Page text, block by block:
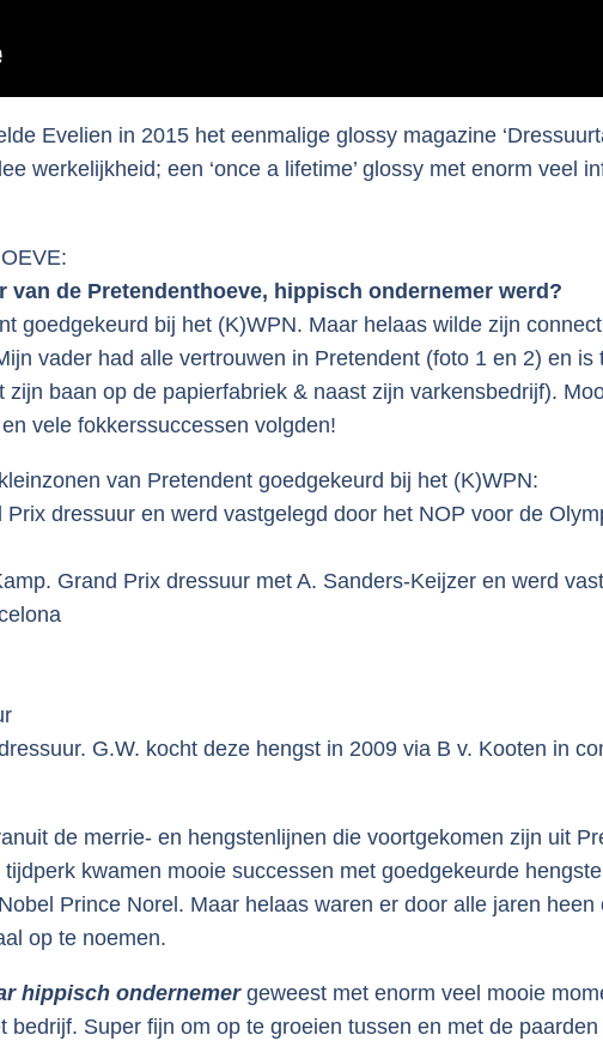
Evelien in 2015 het eenmalige glossy magazine
werkelijkheid; een ‘once a lifetime’ glossy met enorm veel
van de Pretendenthoeve, hippisch ondernemer werd?
goedgekeurd bij het (K)WPN. Maar helaas wilde zijn
vader had alle vertrouwen in Pretendent (foto 1 en 2) en is
zijn baan op de papierfabriek & naast zijn varkensbedrijf).
vele fokkerssuccessen volgden!
van Pretendent goedgekeurd bij het (K)WPN:
dressuur en werd vastgelegd door het NOP voor de
Grand Prix dressuur met A. Sanders-Keijzer en werd
G.W. kocht deze hengst in 2009 via B v. Kooten in
de merrie- en hengstenlijnen die voortgekomen zijn uit
kwamen mooie successen met goedgekeurde
Prince Norel. Maar helaas waren er door alle jaren heen
op te noemen.
hippisch ondernemergeweest met enorm veel mooie
bedrijf. Super fijn om op te groeien tussen en met de